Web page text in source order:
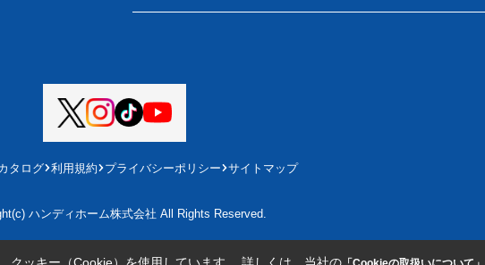
タログ 利用規約 プライバシーポリシー サイトマップ
ハンディホーム株式会社 All Rights Reserved.
クッキー（Cookie）を使用しています。 詳しくは、当社の